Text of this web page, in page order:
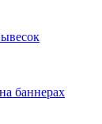
баннерах